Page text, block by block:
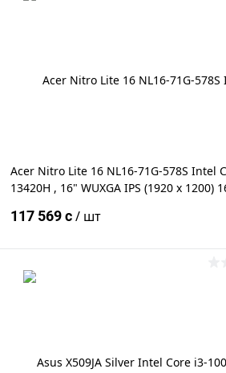
Acer Nitro Lite 16 NL16-71G-578S Intel
13420H , 16" WUXGA IPS (1920 x 1200)
GeForce RTX3050 6GB GDDR6, WiFi,
117 569 c/ шт